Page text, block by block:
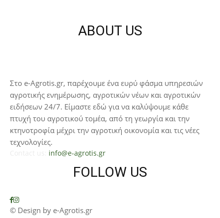
ABOUT US
Στο e-Agrotis.gr, παρέχουμε ένα ευρύ φάσμα υπηρεσιών
αγροτικής ενημέρωσης, αγροτικών νέων και αγροτικών
ειδήσεων 24/7. Είμαστε εδώ για να καλύψουμε κάθε
πτυχή του αγροτικού τομέα, από τη γεωργία και την
κτηνοτροφία μέχρι την αγροτική οικονομία και τις νέες
τεχνολογίες.
info@e-agrotis.gr
FOLLOW US
© Design by e-Agrotis.gr